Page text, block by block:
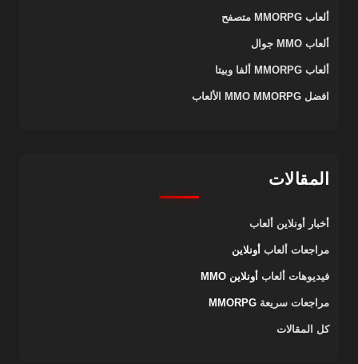
ألعاب MMORPG متصفح
ألعاب MMO جوال
ألعاب MMORPG ألفا وبيتا
افضل MMO MMORPG الألعاب
المقالات
أخبار أونلاين ألعاب
مراجعات ألعاب أونلاين
فيديوهات ألعاب أونلاين MMO
مراجعات سريعة
كل المقالات